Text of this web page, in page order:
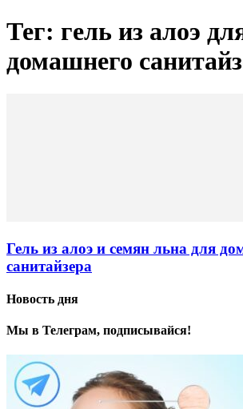
Тег: гель из алоэ
домашнего
Гель из алоэ и семян льна для
санитайзера
Новость дня
Мы в Телеграм, подписывайся!